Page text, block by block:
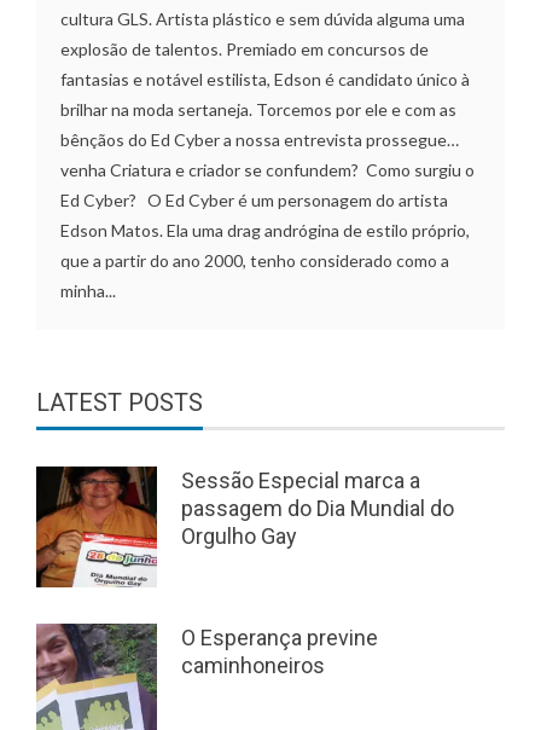
cultura GLS. Artista plástico e sem dúvida alguma uma
explosão de talentos. Premiado em concursos de
fantasias e notável estilista, Edson é candidato único à
brilhar na moda sertaneja. Torcemos por ele e com as
bênçãos do Ed Cyber a nossa entrevista prossegue…
venha Criatura e criador se confundem? Como surgiu o
Ed Cyber? O Ed Cyber é um personagem do artista
Edson Matos. Ela uma drag andrógina de estilo próprio,
que a partir do ano 2000, tenho considerado como a
minha...
LATEST POSTS
Sessão Especial marca a
passagem do Dia Mundial do
Orgulho Gay
O Esperança previne
caminhoneiros